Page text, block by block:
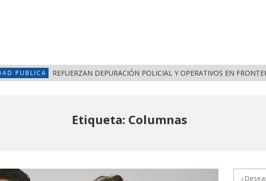
SEGURIDAD PUBLICA REFUERZAN DEPURACIÓN POLICIAL Y OPERATIVOS EN FRONTERAS DE
Etiqueta: Columnas